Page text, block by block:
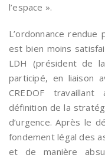
l’espace ».
L’ordonnance
est bien moins
LDH (président de
participé, en liaison
CREDOF
définition de la
d’urgence. Après le
fondement légal des
et de manière